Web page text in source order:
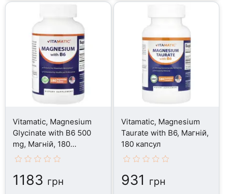
Vitamatic, Magnesium
Glycinate with B6 500
mg, Магній, 180
таблеток
1183 грн
Vitamatic, Magnesium
Taurate with B6, Магній,
180 капсул
931 грн